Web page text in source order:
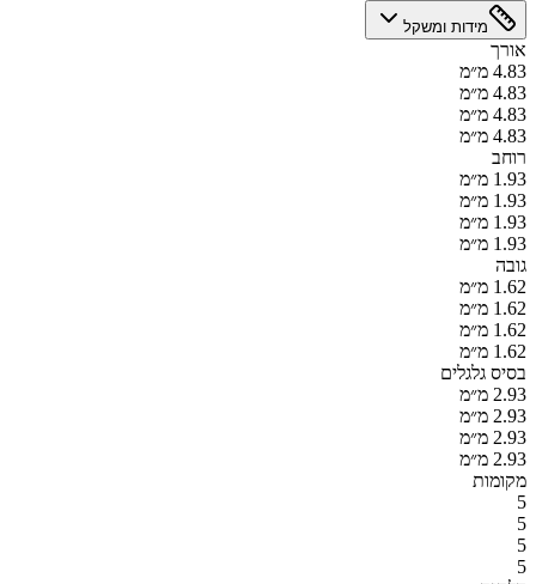
מידות ומשקל
אורך
4.83 מ״מ
4.83 מ״מ
4.83 מ״מ
4.83 מ״מ
רוחב
1.93 מ״מ
1.93 מ״מ
1.93 מ״מ
1.93 מ״מ
גובה
1.62 מ״מ
1.62 מ״מ
1.62 מ״מ
1.62 מ״מ
בסיס גלגלים
2.93 מ״מ
2.93 מ״מ
2.93 מ״מ
2.93 מ״מ
מקומות
5
5
5
5